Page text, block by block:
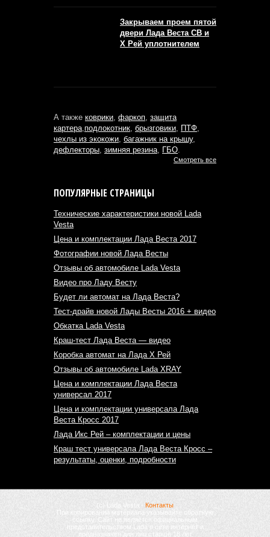
Закрываем проем пятой
двери Лада Веста СВ и
Х Рей уплотнителем
А также коврики фаркоп защита
картера подлокотник брызговики ПТФ
чехлы из экокожи багажник на крышу,
дефлекторы зимняя резина ГБО
Смотреть все
ПОПУЛЯРНЫЕ СТРАНИЦЫ
Технические характеристики новой Lada
Vesta
Цена и комплектации Лада Веста 2017
Фотографии новой Лада Весты
Отзывы об автомобиле Lada Vesta
Видео про Ладу Весту
Будет ли автомат на Лада Веста?
Тест-драйв новой Лады Весты 2016 + видео
Обкатка Lada Vesta
Краш-тест Лада Веста — видео
Коробка автомат на Лада Х Рей
Отзывы об автомобиле Lada XRAY
Цена и комплектации Лада Веста
универсал 2017
Цена и комплектации универсала Лада
Веста Кросс 2017
Лада Икс Рей – комплектации и цены
Краш тест универсала Лада Веста Кросс –
результаты, оценки, подробности
(с) Lada Vesta - Контакты
При копировании материала указывайте обратную
ссылку. Сайт не является официальным
представительством Lada в сети интернет и
предназначен для лиц старше 18 лет